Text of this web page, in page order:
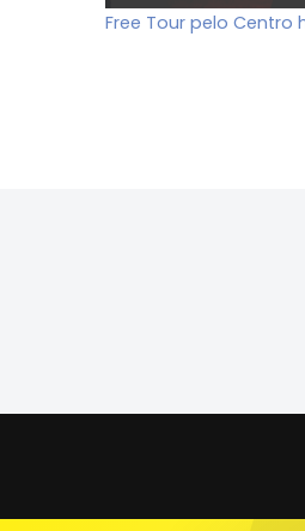
Free Tour pelo Centro